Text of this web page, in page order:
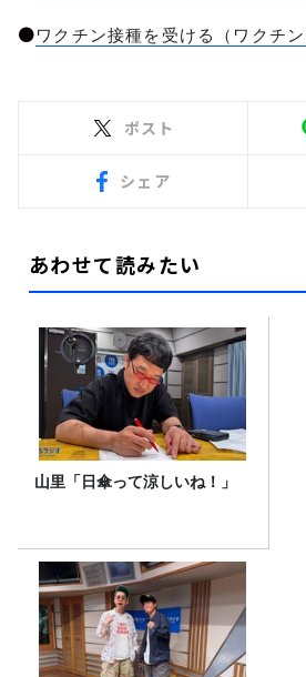
●ワクチン接種を受ける（ワクチン
ポスト
シェア
あわせて読みたい
山里「日傘って涼しいね！」